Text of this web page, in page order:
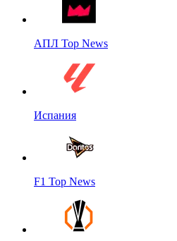
АПЛ Top News
Испания
F1 Top News